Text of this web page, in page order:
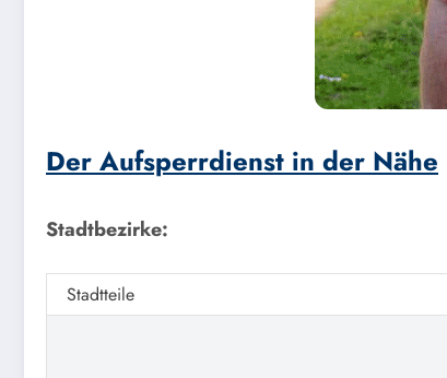
Der Aufsperrdienst in der Nähe
Stadtbezirke:
Stadtteile